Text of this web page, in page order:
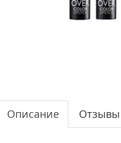
Описание Отзывы